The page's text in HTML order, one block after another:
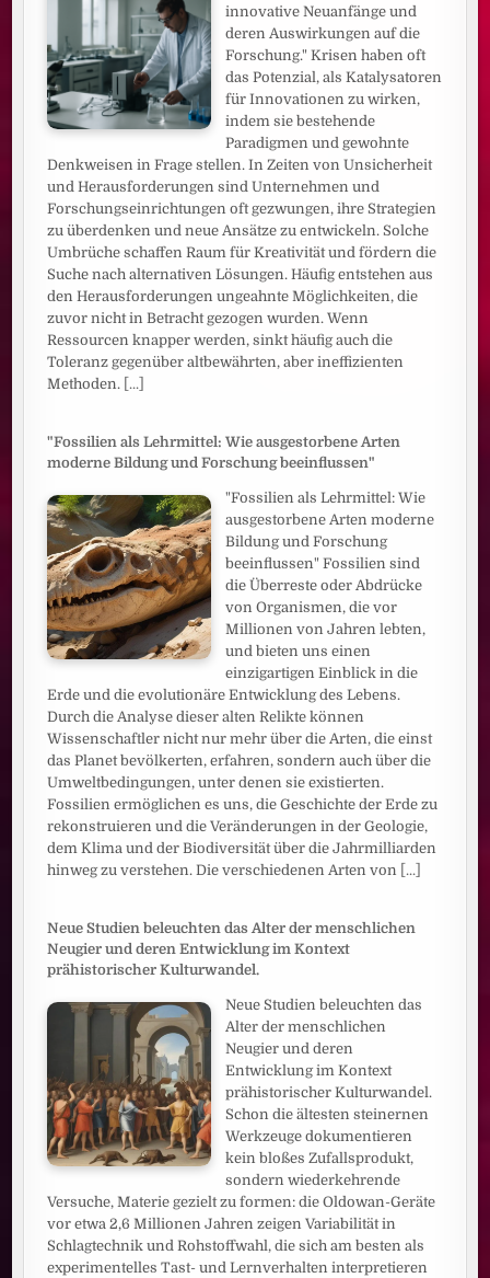
innovative Neuanfänge und
deren Auswirkungen auf die
Forschung." Krisen haben oft
das Potenzial, als Katalysatoren
für Innovationen zu wirken,
indem sie bestehende
Paradigmen und gewohnte
Denkweisen in Frage stellen. In Zeiten von Unsicherheit
und Herausforderungen sind Unternehmen und
Forschungseinrichtungen oft gezwungen, ihre Strategien
zu überdenken und neue Ansätze zu entwickeln. Solche
Umbrüche schaffen Raum für Kreativität und fördern die
Suche nach alternativen Lösungen. Häufig entstehen aus
den Herausforderungen ungeahnte Möglichkeiten, die
zuvor nicht in Betracht gezogen wurden. Wenn
Ressourcen knapper werden, sinkt häufig auch die
Toleranz gegenüber altbewährten, aber ineffizienten
Methoden. [...]
"Fossilien als Lehrmittel: Wie ausgestorbene Arten
moderne Bildung und Forschung beeinflussen"
"Fossilien als Lehrmittel: Wie
ausgestorbene Arten moderne
Bildung und Forschung
beeinflussen" Fossilien sind
die Überreste oder Abdrücke
von Organismen, die vor
Millionen von Jahren lebten,
und bieten uns einen
einzigartigen Einblick in die
Erde und die evolutionäre Entwicklung des Lebens.
Durch die Analyse dieser alten Relikte können
Wissenschaftler nicht nur mehr über die Arten, die einst
das Planet bevölkerten, erfahren, sondern auch über die
Umweltbedingungen, unter denen sie existierten.
Fossilien ermöglichen es uns, die Geschichte der Erde zu
rekonstruieren und die Veränderungen in der Geologie,
dem Klima und der Biodiversität über die Jahrmilliarden
hinweg zu verstehen. Die verschiedenen Arten von [...]
Neue Studien beleuchten das Alter der menschlichen
Neugier und deren Entwicklung im Kontext
prähistorischer Kulturwandel.
Neue Studien beleuchten das
Alter der menschlichen
Neugier und deren
Entwicklung im Kontext
prähistorischer Kulturwandel.
Schon die ältesten steinernen
Werkzeuge dokumentieren
kein bloßes Zufallsprodukt,
sondern wiederkehrende
Versuche, Materie gezielt zu formen: die Oldowan-Geräte
vor etwa 2,6 Millionen Jahren zeigen Variabilität in
Schlagtechnik und Rohstoffwahl, die sich am besten als
experimentelles Tast- und Lernverhalten interpretieren